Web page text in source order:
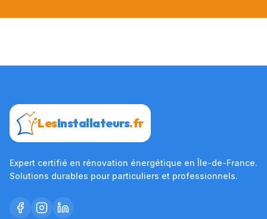
LesInstallateurs.fr
Expert certifié en rénovation énergétique en Île-de-France.
Solutions durables pour particuliers et professionnels.